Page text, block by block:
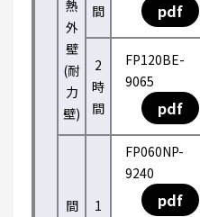
熱
外
壁
(耐
力
壁)
間
pdf
2
時
間
FP120BE-
9065
pdf
間
1
FP060NP-
9240
pdf